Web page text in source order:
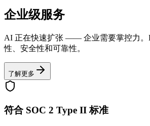
企业级服务
AI 正在快速扩张 —— 企业需要掌控力。
性、安全性和可靠性。
了解更多
符合 SOC 2 Type II 标准